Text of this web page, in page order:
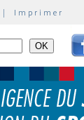
| Imprimer